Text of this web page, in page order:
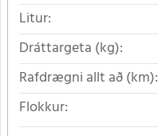
Litur:
Dráttargeta (kg):
Rafdrægni allt að (km):
Flokkur: